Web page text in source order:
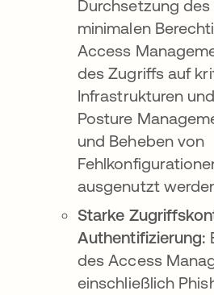
Durchsetzung
minimalen
Access
des Zugriffs auf
Infrastrukturen
Posture
und Beheben von
ausgenutzt
Starke
Authentifizierung:
des Access
einschließlich